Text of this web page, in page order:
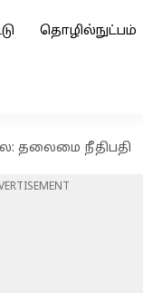
தொழில்நுட்பம்
தலைமை நீதிபதி